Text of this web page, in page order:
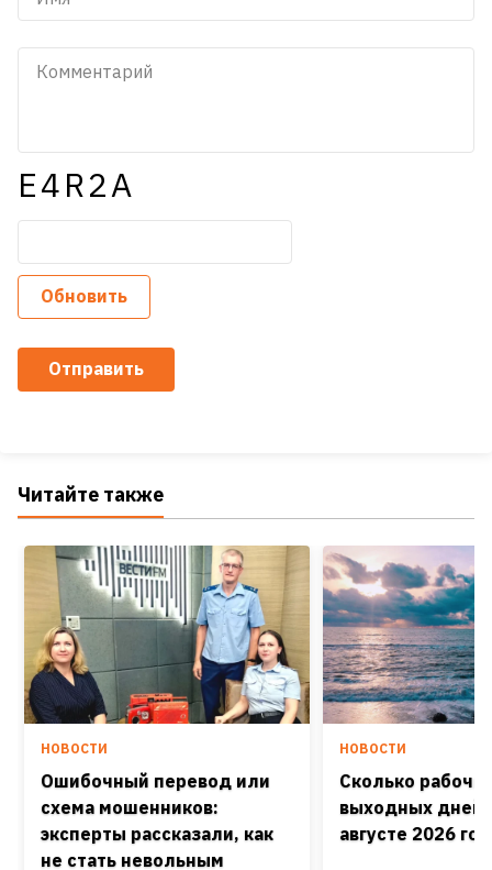
E4R2A
Обновить
Отправить
Читайте также
НОВОСТИ
Ошибочный перевод или
схема мошенников:
эксперты рассказали, как
не стать невольным
НОВОСТИ
Сколько
выходных дней
августе 2026